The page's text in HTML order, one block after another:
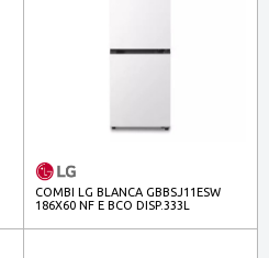
COMBI LG BLANCA GBBSJ11ESW
186X60 NF E BCO DISP.333L